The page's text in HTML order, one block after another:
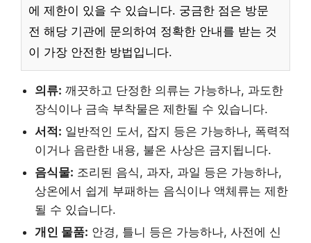
에 제한이 있을 수 있습니다. 궁금한 점은 방문
전 해당 기관에 문의하여 정확한 안내를 받는 것
이 가장 안전한 방법입니다.
의류: 깨끗하고 단정한 의류는 가능하나, 과도한
장식이나 금속 부착물은 제한될 수 있습니다.
서적: 일반적인 도서, 잡지 등은 가능하나, 폭력적
이거나 음란한 내용, 불온 사상은 금지됩니다.
음식물: 조리된 음식, 과자, 과일 등은 가능하나,
상온에서 쉽게 부패하는 음식이나 액체류는 제한
될 수 있습니다.
개인 물품: 안경, 틀니 등은 가능하나, 사전에 신